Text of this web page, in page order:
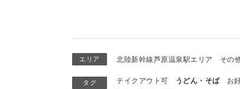
エリア 北陸新幹線芦原温泉駅エリア その
タグ テイクアウト可 うどん・そば お